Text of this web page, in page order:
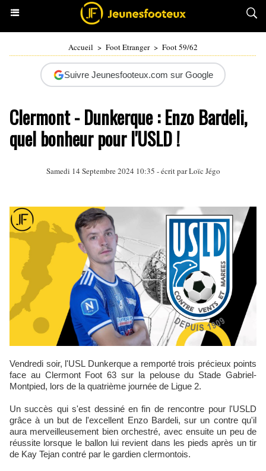
Accueil > Foot Etranger > Foot 59/62
Suivre Jeunesfooteux.com sur Google
Clermont - Dunkerque : Enzo Bardeli,
quel bonheur pour l'USLD !
Samedi 14 Septembre 2024 10:35 - écrit parLoïc Jégo
Vendredi soir, l'USL Dunkerque a remporté trois précieux points
face au Clermont Foot 63 sur la pelouse du Stade Gabriel-
Montpied, lors de la quatrième journée de Ligue 2.
Un succès qui s'est dessiné en fin de rencontre pour l'USLD
grâce à un but de l'excellent Enzo Bardeli, sur un contre qu'il
aura merveilleusement bien orchestré, avec ensuite un peu de
réussite lorsque le ballon lui revient dans les pieds après un tir
de Kay Tejan contré par le gardien clermontois.